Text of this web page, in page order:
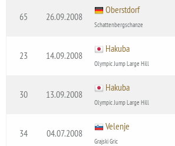
65 26.09.2008
Oberstdorf
Schattenbergschanze
23 14.09.2008
Hakuba
Olympic Jump Large Hill
30 13.09.2008
Hakuba
Olympic Jump Large Hill
34 04.07.2008
Velenje
Grajski Gric